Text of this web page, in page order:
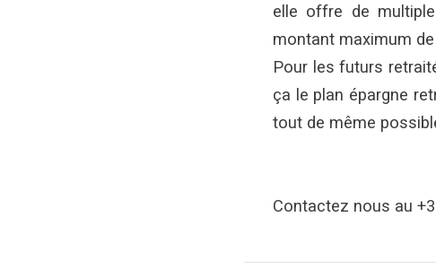
elle offre de
montant maximum
Pour les futurs
ça le plan épargne
tout de même
Contactez nous au